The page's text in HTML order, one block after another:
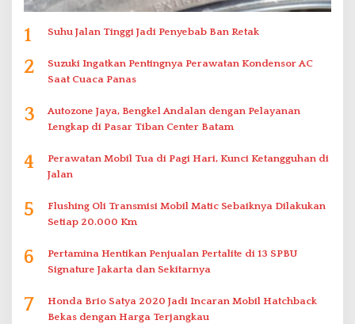
1 Suhu Jalan Tinggi Jadi Penyebab Ban Retak
2
Suzuki Ingatkan Pentingnya Perawatan Kondensor AC
Saat Cuaca Panas
3
Autozone Jaya, Bengkel Andalan dengan Pelayanan
Lengkap di Pasar Tiban Center Batam
4
Perawatan Mobil Tua di Pagi Hari, Kunci Ketangguhan di
Jalan
5
Flushing Oli Transmisi Mobil Matic Sebaiknya Dilakukan
Setiap 20.000 Km
6
Pertamina Hentikan Penjualan Pertalite di 13 SPBU
Signature Jakarta dan Sekitarnya
7
Honda Brio Satya 2020 Jadi Incaran Mobil Hatchback
Bekas dengan Harga Terjangkau